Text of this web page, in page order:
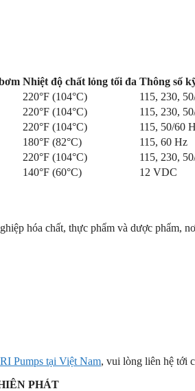
Nhiệt độ chất lỏng tối đa Thông số
220°F (104°C)
115, 230,
220°F (104°C)
115, 230,
220°F (104°C)
115, 50/60
180°F (82°C)
115, 60 Hz
220°F (104°C)
115, 230,
140°F (60°C) 12 VDC
hóa chất, thực phẩm và dược phẩm,
Pumps tại Việt Nam, vui lòng liên hệ tới
PHÁT